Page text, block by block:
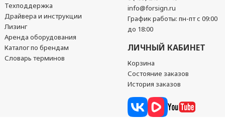
Техподдержка
Драйвера и инструкции
Лизинг
Аренда оборудования
Каталог по брендам
Словарь терминов
info@forsign.ru
График работы: пн-пт с 09:00
до 18:00
ЛИЧНЫЙ КАБИНЕТ
Корзина
Состояние заказов
История заказов